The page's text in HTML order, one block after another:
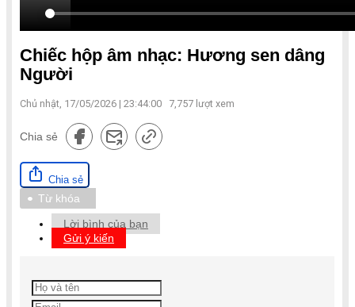
Chiếc hộp âm nhạc: Hương sen dâng
Người
Chủ nhật, 17/05/2026 | 23:44:00 7,757 lượt xem
Chia sẻ
Chia sẻ
Từ khóa
Lời bình của bạn
Gửi ý kiến